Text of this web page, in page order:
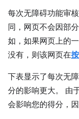
每次无障碍功能审
同，网页不会因部
如，如果网页上的
没有，则该网页在
下表显示了每次无
分的影响更大。 由
会影响您的得分，